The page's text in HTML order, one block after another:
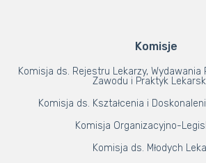
Komisje
Komisja ds. Rejestru Lekarzy, Wydawania
Zawodu i Praktyk
Komisja ds. Kształcenia i
Komisja Organizacyjno-
Komisja ds. Młodych